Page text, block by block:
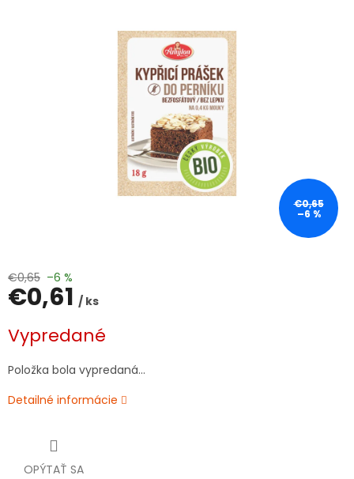
5
hviezdičiek.
€0,65
–6 %
€0,65 –6 %
€0,61 / ks
cena:
Vypredané
Položka bola vypredaná…
Detailné informácie
OPÝTAŤ SA